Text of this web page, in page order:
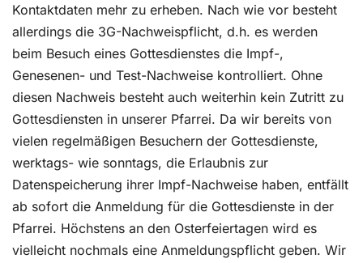
Kontaktdaten mehr zu erheben. Nach wie vor besteht
allerdings die 3G-Nachweispflicht, d.h. es werden
beim Besuch eines Gottesdienstes die Impf-,
Genesenen- und Test-Nachweise kontrolliert. Ohne
diesen Nachweis besteht auch weiterhin kein Zutritt zu
Gottesdiensten in unserer Pfarrei. Da wir bereits von
vielen regelmäßigen Besuchern der Gottesdienste,
werktags- wie sonntags, die Erlaubnis zur
Datenspeicherung ihrer Impf-Nachweise haben, entfällt
ab sofort die Anmeldung für die Gottesdienste in der
Pfarrei. Höchstens an den Osterfeiertagen wird es
vielleicht nochmals eine Anmeldungspflicht geben. Wir